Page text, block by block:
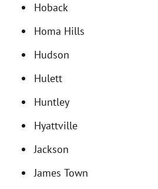
Hoback
Homa Hills
Hudson
Hulett
Huntley
Hyattville
Jackson
James Town